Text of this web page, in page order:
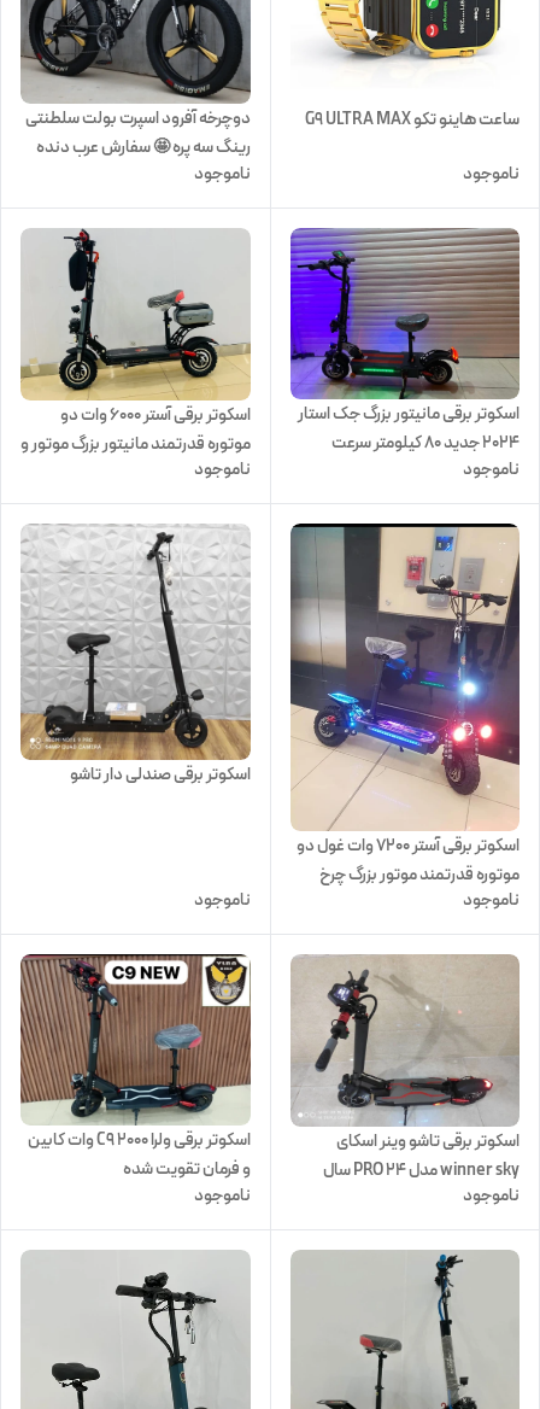
ساعت هاینو تکو G9 ULTRA MAX
ناموجود
دوچرخه آفرود اسپرت بولت سلطنتی
رینگ سه پره 🤩 سفارش عرب دنده
خفاشی سایز 26
ناموجود
اسکوتر برقی مانیتور بزرگ جک استار
2024 جدید ۸۰ کیلومتر سرعت
ناموجود
اسکوتر برقی آستر ۶۰۰۰ وات دو
موتوره قدرتمند مانیتور بزرگ موتور و
لاستیک بزرگ
ناموجود
اسکوتر برقی آستر 7200 وات غول دو
موتوره قدرتمند موتور بزرگ چرخ
بزرگ
ناموجود
اسکوتر برقی صندلی دار تاشو
ناموجود
اسکوتر برقی تاشو وینر اسکای
winner sky مدل PRO 24 سال
۲۰۲۳ موتور ۲۵۰۰ وات
ناموجود
اسکوتر برقی ولرا C9 ۲۰۰۰ وات کابین
و فرمان تقویت شده
ناموجود